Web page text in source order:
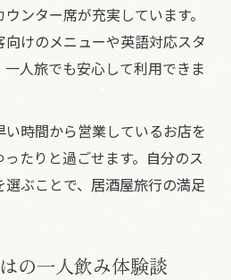
ンター席が充実しています。
けのメニューや英語対応スタ
人旅でも安心して利用できま
時間から営業しているお店を
たりと過ごせます。自分のス
ぶことで、居酒屋旅行の満足
の一人飲み体験談